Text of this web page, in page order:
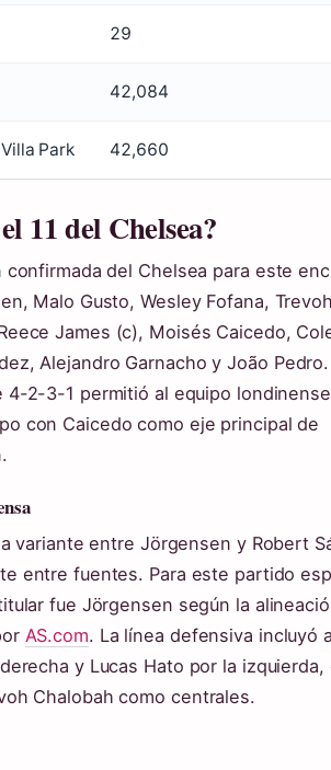
29
42,084
Park 42,660
11 del Chelsea?
confirmada del Chelsea para este
Malo Gusto, Wesley Fofana,
James (c), Moisés Caicedo,
Alejandro Garnacho y João
4-2-3-1 permitió al equipo
con Caicedo como eje principal de
variante entre Jörgensen y Robert
entre fuentes. Para este partido
fue Jörgensen según la
AS.com. La línea defensiva incluyó
y Lucas Hato por la izquierda,
Chalobah como centrales.